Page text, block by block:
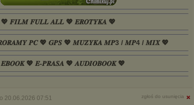
💖 𝑭𝑰𝑳𝑴 𝑭𝑼𝑳𝑳 𝑨𝑳𝑳 💖 𝑬𝑹𝑶𝑻𝒀𝑲𝑨 💖
𝑷𝑪 💖 𝑮𝑷𝑺 💖 𝑴𝑼𝒁𝒀𝑲𝑨 𝑴𝑷3 / 𝑴𝑷4 / 𝑴𝑰𝑿 💖
𝑬𝑩𝑶𝑶𝑲 💖 𝑬-𝑷𝑹𝑨𝑺𝑨 💖 𝑨𝑼𝑫𝑰𝑶𝑩𝑶𝑶𝑲 💖
20.06.2026 07:51 zgłoś do usunięcia